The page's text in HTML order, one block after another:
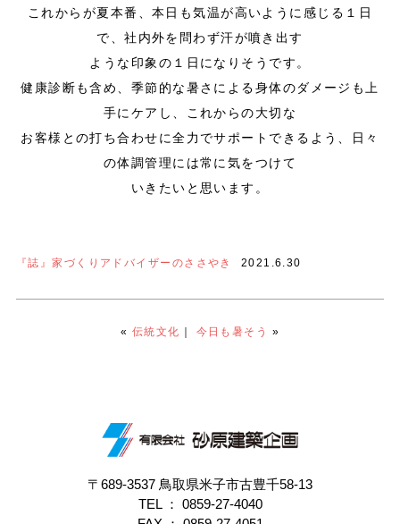
これからが夏本番、本日も気温が高いように感じる１日
で、社内外を問わず汗が噴き出す
ような印象の１日になりそうです。
健康診断も含め、季節的な暑さによる身体のダメージも上
手にケアし、これからの大切な
お客様との打ち合わせに全力でサポートできるよう、日々
の体調管理には常に気をつけて
いきたいと思います。
『誌』家づくりアドバイザーのささやき 2021.6.30
« 伝統文化 ｜ 今日も暑そう »
〒689-3537 鳥取県米子市古豊千58-13
TEL ： 0859-27-4040